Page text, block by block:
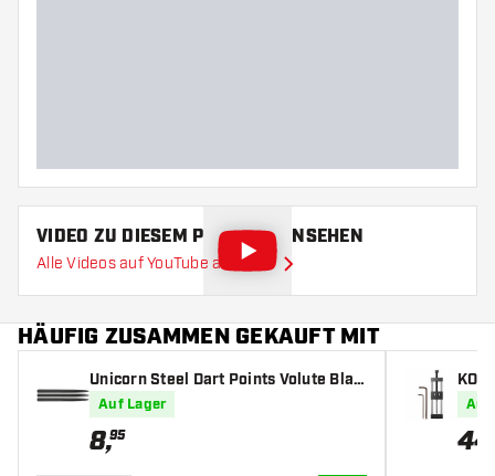
VIDEO ZU DIESEM PRODUKT ANSEHEN
Alle Videos auf YouTube ansehen
HÄUFIG ZUSAMMEN GEKAUFT MIT
Unicorn Steel Dart Points Volute Blac
kAuf Lager
8,95
inter
Auf
44